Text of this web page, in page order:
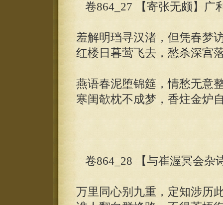
卷864_27 【寄张无颇】广
羞解明珰寻汉渚，但凭春梦
红楼日暮莺飞去，愁杀深宫
燕语春泥堕锦筵，情愁无意
寒闺欹枕不成梦，香炷金炉
卷864_28 【与崔渥冥会杂
万里同心别九重，定知涉历